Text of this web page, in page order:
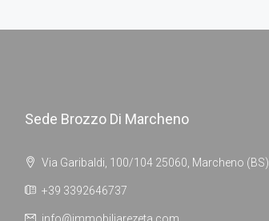
Sede Brozzo Di Marcheno
Via Garibaldi, 100/104 25060, Marcheno (BS)
+39 3392646737